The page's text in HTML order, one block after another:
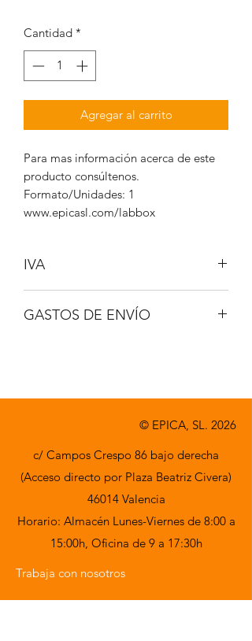
Cantidad *
Agregar al carrito
Para mas información acerca de este
producto consúltenos.
Formato/Unidades: 1
www.epicasl.com/labbox
IVA
GASTOS DE ENVÍO
© EPICA, SL. 2026
c/ Campos Crespo 86 bajo derecha
(Acceso directo por Plaza Beatriz Civera)
46014 Valencia
Horario: Almacén Lunes-Viernes de 8:00 a
15:00h, Oficina de 9 a 17:30h
Trabaja con nosotros